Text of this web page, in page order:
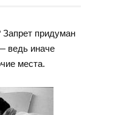
придуман
ведь иначе
места.